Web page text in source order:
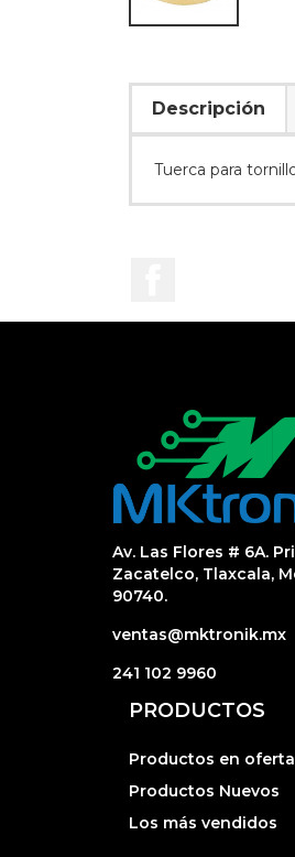
Descripción
Tuerca para
Av. Las Flores # 6A.
Zacatelco, Tlaxcala,
90740.
ventas@mktronik.mx
241 102 9960
PRODUCTOS
Productos en oferta
Productos Nuevos
Los más vendidos